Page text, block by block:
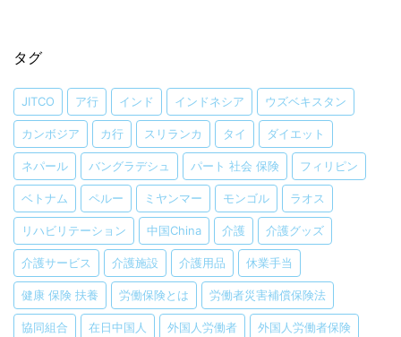
タグ
JITCO ア行 インド インドネシア ウズベキスタン
カンボジア カ行 スリランカ タイ ダイエット
ネパール バングラデシュ パート 社会 保険 フィリピン
ベトナム ペルー ミヤンマー モンゴル ラオス
リハビリテーション 中国China 介護 介護グッズ
介護サービス 介護施設 介護用品 休業手当
健康 保険 扶養 労働保険とは 労働者災害補償保険法
協同組合 在日中国人 外国人労働者 外国人労働者保険